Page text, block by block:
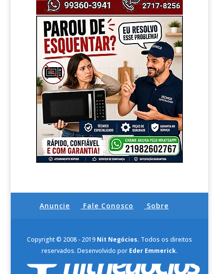
Anuncie Fale Conosco Sobre
Copyright © 2008 - 2019 Nit Negócios. Todos os direitos
reservados. Desenvolvido por Eder Emmerick.